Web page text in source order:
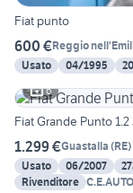
Fiat punto
600 €Reggio
Usato
04/1995
6
Fiat Grande Punto
1.299 €Guastalla (RE)
Usato
06/2007
Rivenditore